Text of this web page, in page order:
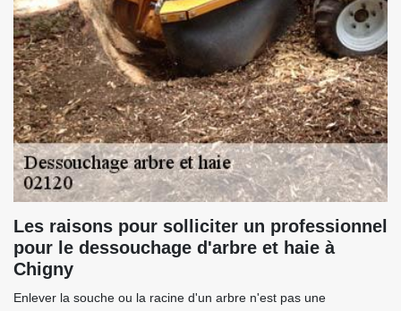
Les raisons pour solliciter un professionnel
pour le dessouchage d'arbre et haie à
Chigny
Enlever la souche ou la racine d'un arbre n'est pas une